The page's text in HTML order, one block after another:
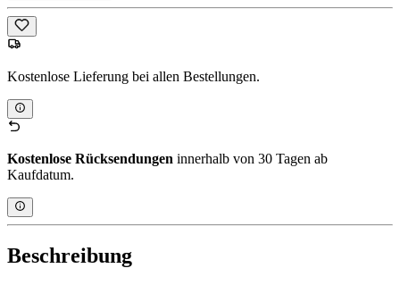
Kostenlose Lieferung bei allen Bestellungen.
Kostenlose Rücksendungen innerhalb von 30 Tagen ab
Kaufdatum.
Beschreibung